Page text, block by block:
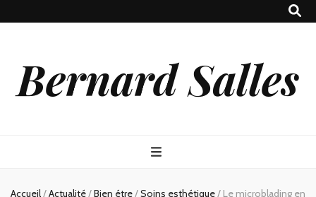
Bernard Salles
Accueil/Actualité/Bien étre/Soins esthétique/ Le microblading en